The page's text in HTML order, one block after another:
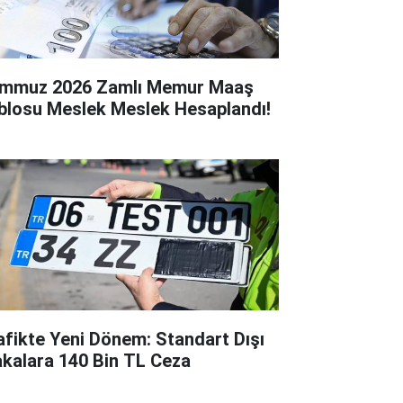
2026 Zamlı Memur Maaş
Meslek Meslek Hesaplandı!
Yeni Dönem: Standart Dışı
140 Bin TL Ceza